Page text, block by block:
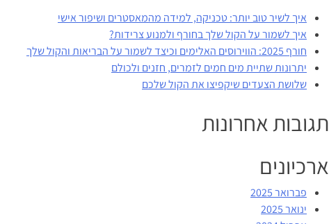
איך לשיר טוב יותר: טכניקה, למידה מהמאסטרים ושיפור אישי
איך לשמור על הקול שלך בחורף ולמנוע צרידות?
חורף 2025: הווירוסים האלימים וכיצד לשמור על הבריאות והקול שלך
יתרונות שתיית מים חמים לזמרים, חזנים ולכולם
שלושת הצעדים שיקפיצו את הקול שלכם
תגובות אחרונות
ארכיונים
פברואר 2025
ינואר 2025